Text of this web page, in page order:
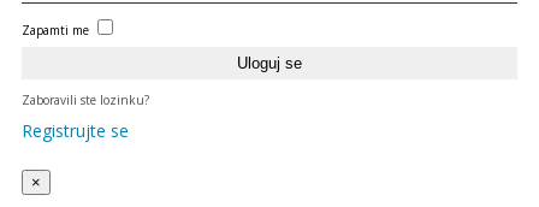
Zapamti me
Zaboravili ste lozinku?
Registrujte se
×